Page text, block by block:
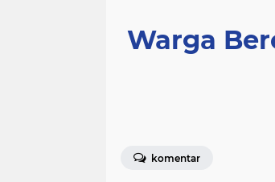
Warga
komentar